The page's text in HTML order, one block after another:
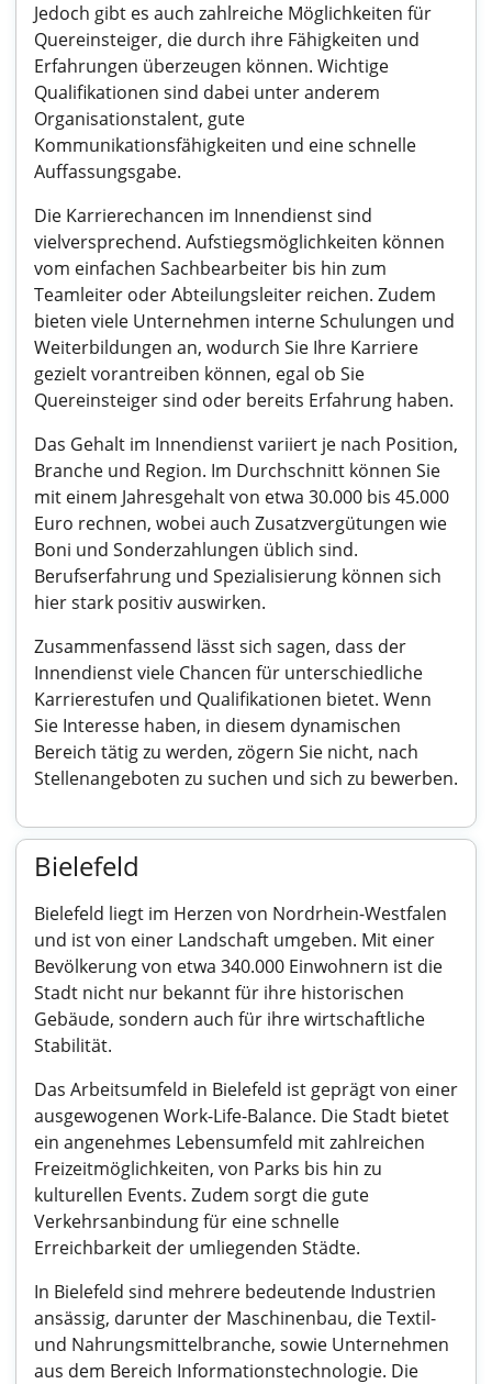
Jedoch gibt es auch zahlreiche Möglichkeiten für
Quereinsteiger, die durch ihre Fähigkeiten und
Erfahrungen überzeugen können. Wichtige
Qualifikationen sind dabei unter anderem
Organisationstalent, gute
Kommunikationsfähigkeiten und eine schnelle
Auffassungsgabe.
Die Karrierechancen im Innendienst sind
vielversprechend. Aufstiegsmöglichkeiten können
vom einfachen Sachbearbeiter bis hin zum
Teamleiter oder Abteilungsleiter reichen. Zudem
bieten viele Unternehmen interne Schulungen und
Weiterbildungen an, wodurch Sie Ihre Karriere
gezielt vorantreiben können, egal ob Sie
Quereinsteiger sind oder bereits Erfahrung haben.
Das Gehalt im Innendienst variiert je nach Position,
Branche und Region. Im Durchschnitt können Sie
mit einem Jahresgehalt von etwa 30.000 bis 45.000
Euro rechnen, wobei auch Zusatzvergütungen wie
Boni und Sonderzahlungen üblich sind.
Berufserfahrung und Spezialisierung können sich
hier stark positiv auswirken.
Zusammenfassend lässt sich sagen, dass der
Innendienst viele Chancen für unterschiedliche
Karrierestufen und Qualifikationen bietet. Wenn
Sie Interesse haben, in diesem dynamischen
Bereich tätig zu werden, zögern Sie nicht, nach
Stellenangeboten zu suchen und sich zu bewerben.
Bielefeld
Bielefeld liegt im Herzen von Nordrhein-Westfalen
und ist von einer Landschaft umgeben. Mit einer
Bevölkerung von etwa 340.000 Einwohnern ist die
Stadt nicht nur bekannt für ihre historischen
Gebäude, sondern auch für ihre wirtschaftliche
Stabilität.
Das Arbeitsumfeld in Bielefeld ist geprägt von einer
ausgewogenen Work-Life-Balance. Die Stadt bietet
ein angenehmes Lebensumfeld mit zahlreichen
Freizeitmöglichkeiten, von Parks bis hin zu
kulturellen Events. Zudem sorgt die gute
Verkehrsanbindung für eine schnelle
Erreichbarkeit der umliegenden Städte.
In Bielefeld sind mehrere bedeutende Industrien
ansässig, darunter der Maschinenbau, die Textil-
und Nahrungsmittelbranche, sowie Unternehmen
aus dem Bereich Informationstechnologie. Die